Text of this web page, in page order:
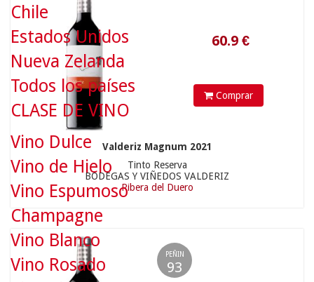
Comprar
Valderiz Magnum 2021
Tinto Reserva
BODEGAS Y VIÑEDOS VALDERIZ
Ribera del Duero
PEÑIN
93
79.9
Chile
Estados Unidos
Nueva Zelanda
Todos los países
CLASE DE VINO
Vino Dulce
Vino de Hielo
Vino Espumoso
Champagne
Vino Blanco
Vino Rosado